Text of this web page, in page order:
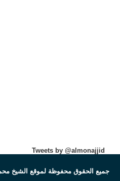
Tweets by @almonajjid
جميع الحقوق محفوظة لموقع الشيخ محمد